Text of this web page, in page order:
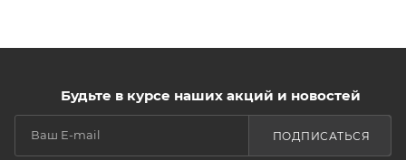
Будьте в курсе наших акций и новостей
ПОДПИСАТЬСЯ